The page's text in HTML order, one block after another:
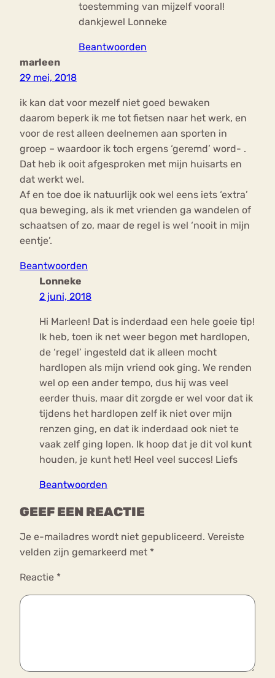
toestemming van mijzelf vooral!
dankjewel Lonneke
Beantwoorden
marleen
29 mei, 2018
ik kan dat voor mezelf niet goed bewaken
daarom beperk ik me tot fietsen naar het werk, en
voor de rest alleen deelnemen aan sporten in
groep – waardoor ik toch ergens ‘geremd’ word- .
Dat heb ik ooit afgesproken met mijn huisarts en
dat werkt wel.
Af en toe doe ik natuurlijk ook wel eens iets ‘extra’
qua beweging, als ik met vrienden ga wandelen of
schaatsen of zo, maar de regel is wel ‘nooit in mijn
eentje’.
Beantwoorden
Lonneke
2 juni, 2018
Hi Marleen! Dat is inderdaad een hele goeie tip!
Ik heb, toen ik net weer begon met hardlopen,
de ‘regel’ ingesteld dat ik alleen mocht
hardlopen als mijn vriend ook ging. We renden
wel op een ander tempo, dus hij was veel
eerder thuis, maar dit zorgde er wel voor dat ik
tijdens het hardlopen zelf ik niet over mijn
renzen ging, en dat ik inderdaad ook niet te
vaak zelf ging lopen. Ik hoop dat je dit vol kunt
houden, je kunt het! Heel veel succes! Liefs
Beantwoorden
GEEF EEN REACTIE
Je e-mailadres wordt niet gepubliceerd. Vereiste
velden zijn gemarkeerd met *
Reactie *